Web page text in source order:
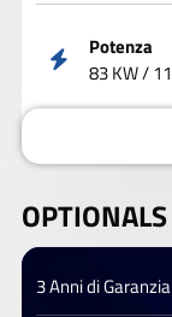
Potenza
83 KW /
3 Anni di